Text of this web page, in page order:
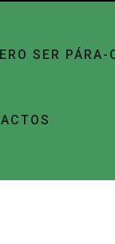
SER PÁRA-